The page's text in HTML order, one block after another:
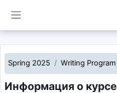
Spring 2025 Writing Program
Информация о курсе